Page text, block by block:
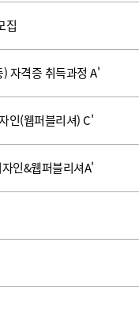
집
자격증 취득과정 A'
인(웹퍼블리셔) C'
인&웹퍼블리셔A'